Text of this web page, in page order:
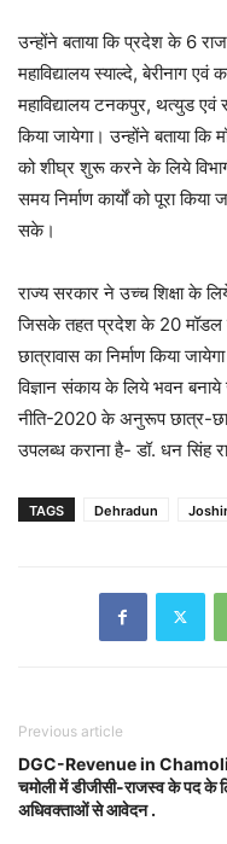
उन्होंने बताया कि प्रदेश के 6
महाविद्यालय स्याल्दे, बेरीनाग
महाविद्यालय टनकपुर, थत्युड एवं
किया जायेगा। उन्होंने बताया कि
को शीघ्र शुरू करने के लिये
समय निर्माण कार्यों को पूरा
सके।
राज्य सरकार ने उच्च शिक्षा के
जिसके तहत प्रदेश के 20
छात्रावास का निर्माण किया
विज्ञान संकाय के लिये भवन बनाये
नीति-2020 के अनुरूप छात्र-
उपलब्ध कराना है- डॉ. धन सिंह
TAGS Dehradun
Previous article
DGC-Revenue in
चमोली में डीजीसी-राजस्व के पद के
अधिवक्ताओं से आवेदन .